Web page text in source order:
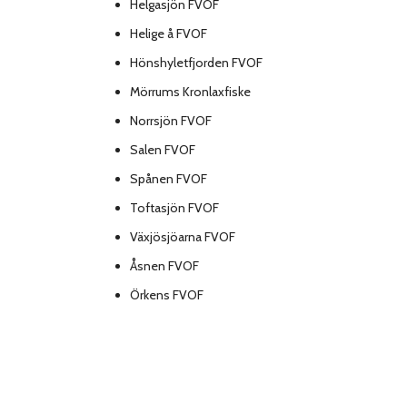
Helgasjön FVOF
Helige å FVOF
Hönshyletfjorden FVOF
Mörrums Kronlaxfiske
Norrsjön FVOF
Salen FVOF
Spånen FVOF
Toftasjön FVOF
Växjösjöarna FVOF
Åsnen FVOF
Örkens FVOF